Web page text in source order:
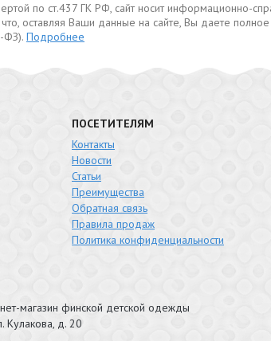
по ст.437 ГК РФ, сайт носит информационно-
оставляя Ваши данные на сайте, Вы даете
ФЗ). Подробнее
ПОСЕТИТЕЛЯМ
Контакты
Новости
Статьи
Преимущества
Обратная связь
Правила продаж
Политика конфиденциальности
магазин финской детской одежды
Кулакова, д. 20